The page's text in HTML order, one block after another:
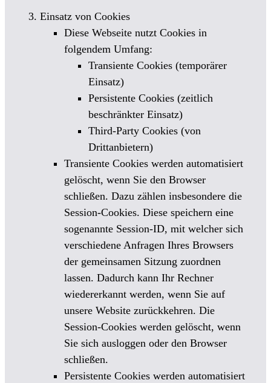
Einsatz von Cookies
Diese Webseite nutzt Cookies in
folgendem Umfang:
Transiente Cookies (temporärer
Einsatz)
Persistente Cookies (zeitlich
beschränkter Einsatz)
Third-Party Cookies (von
Drittanbietern)
Transiente Cookies werden automatisiert
gelöscht, wenn Sie den Browser
schließen. Dazu zählen insbesondere die
Session-Cookies. Diese speichern eine
sogenannte Session-ID, mit welcher sich
verschiedene Anfragen Ihres Browsers
der gemeinsamen Sitzung zuordnen
lassen. Dadurch kann Ihr Rechner
wiedererkannt werden, wenn Sie auf
unsere Website zurückkehren. Die
Session-Cookies werden gelöscht, wenn
Sie sich ausloggen oder den Browser
schließen.
Persistente Cookies werden automatisiert